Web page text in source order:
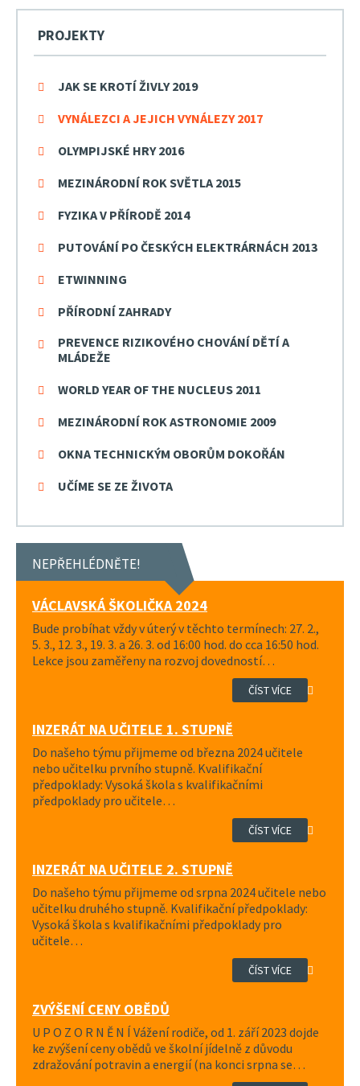
PROJEKTY
JAK SE KROTÍ ŽIVLY 2019
VYNÁLEZCI A JEJICH VYNÁLEZY 2017
OLYMPIJSKÉ HRY 2016
MEZINÁRODNÍ ROK SVĚTLA 2015
FYZIKA V PŘÍRODĚ 2014
PUTOVÁNÍ PO ČESKÝCH ELEKTRÁRNÁCH 2013
ETWINNING
PŘÍRODNÍ ZAHRADY
PREVENCE RIZIKOVÉHO CHOVÁNÍ DĚTÍ A
MLÁDEŽE
WORLD YEAR OF THE NUCLEUS 2011
MEZINÁRODNÍ ROK ASTRONOMIE 2009
OKNA TECHNICKÝM OBORŮM DOKOŘÁN
UČÍME SE ZE ŽIVOTA
NEPŘEHLÉDNĚTE!
VÁCLAVSKÁ ŠKOLIČKA 2024
Bude probíhat vždy v úterý v těchto termínech: 27. 2.,
5. 3., 12. 3., 19. 3. a 26. 3. od 16:00 hod. do cca 16:50 hod.
Lekce jsou zaměřeny na rozvoj dovedností…
ČÍST VÍCE
INZERÁT NA UČITELE 1. STUPNĚ
Do našeho týmu přijmeme od března 2024 učitele
nebo učitelku prvního stupně. Kvalifikační
předpoklady: Vysoká škola s kvalifikačními
předpoklady pro učitele…
ČÍST VÍCE
INZERÁT NA UČITELE 2. STUPNĚ
Do našeho týmu přijmeme od srpna 2024 učitele nebo
učitelku druhého stupně. Kvalifikační předpoklady:
Vysoká škola s kvalifikačními předpoklady pro
učitele…
ČÍST VÍCE
ZVÝŠENÍ CENY OBĚDŮ
U P O Z O R N Ě N Í Vážení rodiče, od 1. září 2023 dojde
ke zvýšení ceny obědů ve školní jídelně z důvodu
zdražování potravin a energií (na konci srpna se…